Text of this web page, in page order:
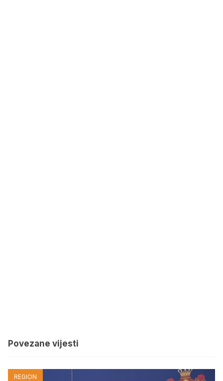
Povezane vijesti
REGION